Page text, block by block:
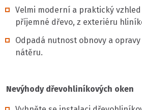
Velmi moderní a praktický
příjemné dřevo, z exteriéru
Odpadá nutnost obnovy a
nátěru.
Nevýhody dřevohliníkových oken